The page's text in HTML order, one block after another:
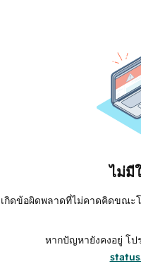
ไม่มี
เกิดข้อผิดพลาดที่ไม่คาดคิดขณะ
หากปัญหายังคงอยู่ โป